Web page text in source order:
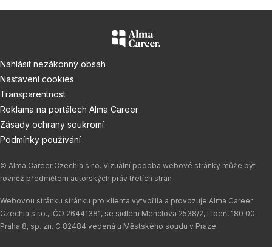
Nahlásit nezákonný obsah
Nastavení cookies
Transparentnost
Reklama na portálech Alma Career
Zásady ochrany soukromí
Podmínky používání
© Alma Career Czechia s.r.o. Vizuální podoba webové stránky může být
rovněž předmětem autorských práv třetích stran
Webovou stránku stránku pro klienta vytvořila a provozuje Alma Career
Czechia s.r.o., IČO 26441381, se sídlem Menclova 2538/2, Libeň, 180 00
Praha 8, sp. zn. C 82484 vedená u Městského soudu v Praze.